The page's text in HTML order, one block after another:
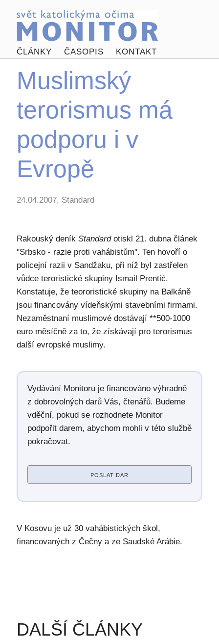
ČLÁNKY ČASOPIS KONTAKT
Muslimský
terorismus má
podporu i v
Evropě
24.04.2007, Standard
Rakouský deník Standardotiskl 21. dubna článek
"Srbsko - razie proti vahábistům". Ten hovoří o
policejní razii v Sandžaku, při níž byl zastřelen
vůdce teroristické skupiny Ismail Prentić.
Konstatuje, že teororistické skupiny na Balkáně
jsou financovány vídeňskými stavebními firmami.
Nezaměstnaní muslimové dostávají **500-1000
euro měsíčně za to, že získávají pro terorismus
další evropské muslimy.
Vydávání Monitoru je financováno výhradně
z dobrovolných darů Vás, čtenářů. Budeme
vděční, pokud se rozhodnete Monitor
podpořit darem, abychom mohli v této službě
pokračovat.
POSLAT DAR
V Kosovu je už 30 vahábistických škol,
financovaných z Čečny a ze Saudské Arábie.
DALŠÍ ČLÁNKY